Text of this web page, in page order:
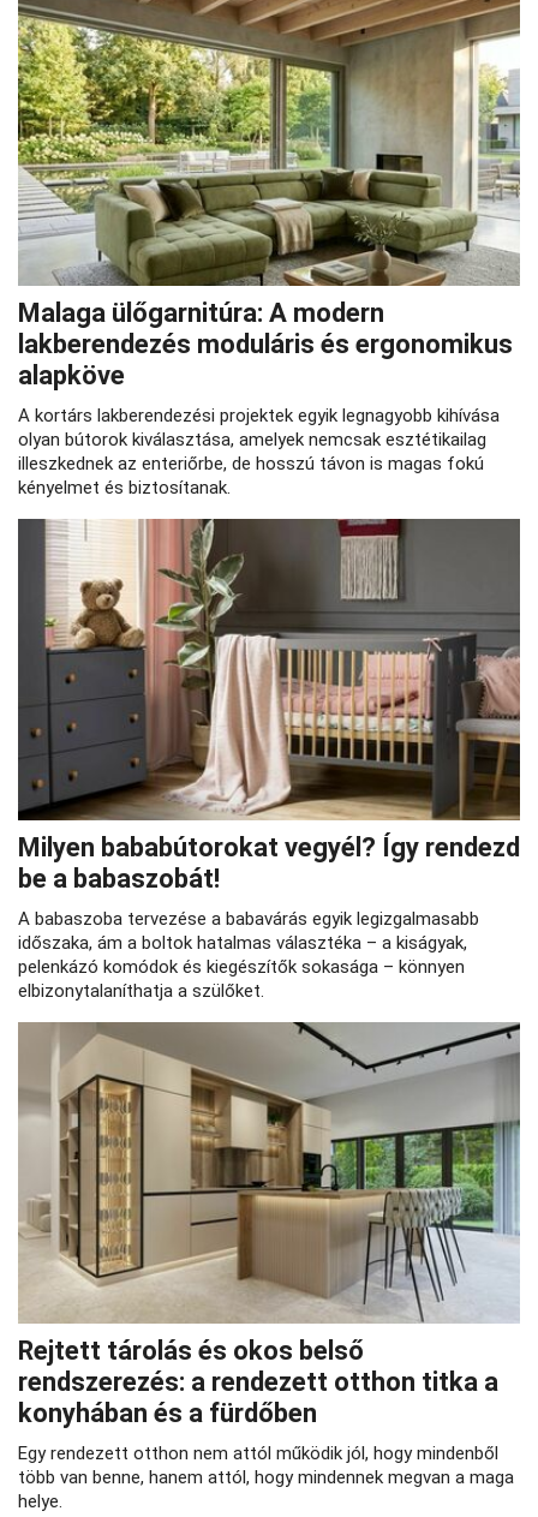
Malaga ülőgarnitúra: A modern
lakberendezés moduláris és ergonomikus
alapköve
A kortárs lakberendezési projektek egyik legnagyobb kihívása
olyan bútorok kiválasztása, amelyek nemcsak esztétikailag
illeszkednek az enteriőrbe, de hosszú távon is magas fokú
kényelmet és biztosítanak.
Milyen bababútorokat vegyél? Így rendezd
be a babaszobát!
A babaszoba tervezése a babavárás egyik legizgalmasabb
időszaka, ám a boltok hatalmas választéka – a kiságyak,
pelenkázó komódok és kiegészítők sokasága – könnyen
elbizonytalaníthatja a szülőket.
Rejtett tárolás és okos belső
rendszerezés: a rendezett otthon titka a
konyhában és a fürdőben
Egy rendezett otthon nem attól működik jól, hogy mindenből
több van benne, hanem attól, hogy mindennek megvan a maga
helye.